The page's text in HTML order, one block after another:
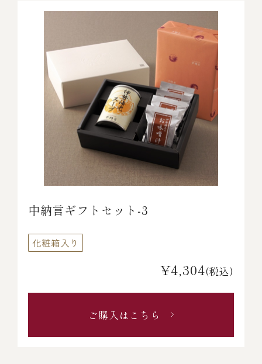
中納言ギフトセット‐3
化粧箱入り
¥4,304(税込)
ご購入はこちら